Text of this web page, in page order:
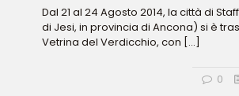
Dal 21 al 24 Agosto 2014, la città di
di Jesi, in provincia di Ancona) si è
Vetrina del Verdicchio, con […]
0